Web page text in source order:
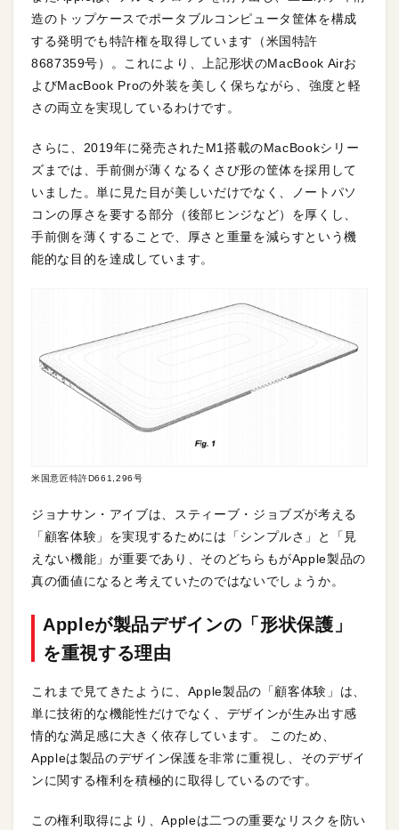
造のトップケースでポータブルコンピュータ筐体を構成
する発明でも特許権を取得しています（米国特許
8687359号）。これにより、上記形状のMacBook Airお
よびMacBook Proの外装を美しく保ちながら、強度と軽
さの両立を実現しているわけです。
さらに、2019年に発売されたM1搭載のMacBookシリー
ズまでは、手前側が薄くなるくさび形の筐体を採用して
いました。単に見た目が美しいだけでなく、ノートパソ
コンの厚さを要する部分（後部ヒンジなど）を厚くし、
手前側を薄くすることで、厚さと重量を減らすという機
能的な目的を達成しています。
米国意匠特許D661,296号
ジョナサン・アイブは、スティーブ・ジョブズが考える
「顧客体験」を実現するためには「シンプルさ」と「見
えない機能」が重要であり、そのどちらもがApple製品の
真の価値になると考えていたのではないでしょうか。
Appleが製品デザインの「形状保護」
を重視する理由
これまで見てきたように、Apple製品の「顧客体験」は、
単に技術的な機能性だけでなく、デザインが生み出す感
情的な満足感に大きく依存しています。 このため、
Appleは製品のデザイン保護を非常に重視し、そのデザイ
ンに関する権利を積極的に取得しているのです。
この権利取得により、Appleは二つの重要なリスクを防い